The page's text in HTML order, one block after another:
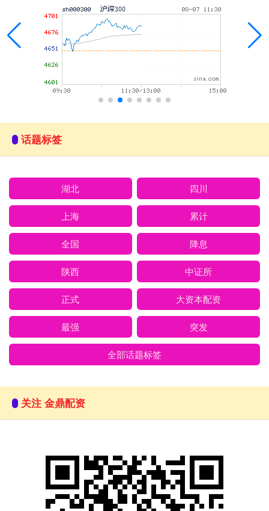
话题标签
湖北 四川
上海 累计
全国 降息
陕西 中证所
正式 大资本配资
最强 突发
全部话题标签
关注 金鼎配资